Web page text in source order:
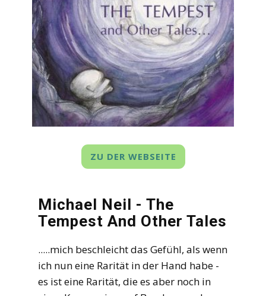
ZU DER WEBSEITE
Michael Neil - The
Tempest And Other Tales
.....mich beschleicht das Gefühl, als wenn
ich nun eine Rarität in der Hand habe -
es ist eine Rarität, die es aber noch in